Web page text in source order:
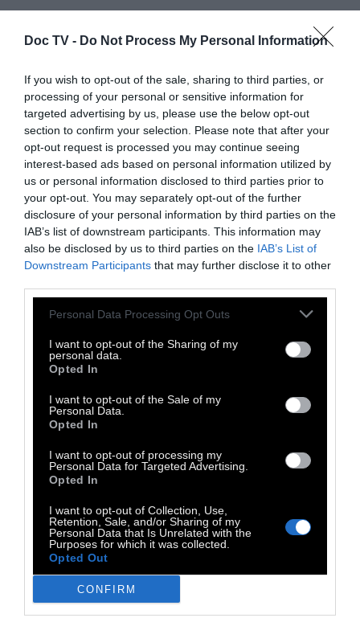
Doc TV - Do Not Process My Personal Information
If you wish to opt-out of the sale, sharing to third parties, or
processing of your personal or sensitive information for
targeted advertising by us, please use the below opt-out
section to confirm your selection. Please note that after your
opt-out request is processed you may continue seeing
interest-based ads based on personal information utilized by
us or personal information disclosed to third parties prior to
your opt-out. You may separately opt-out of the further
disclosure of your personal information by third parties on the
IAB’s list of downstream participants. This information may
also be disclosed by us to third parties on the IAB’s List of
Downstream Participants that may further disclose it to other
Personal Data Processing Opt Outs
I want to opt-out of the Sharing of my
personal data.
Opted In
I want to opt-out of the Sale of my
Personal Data.
Opted In
I want to opt-out of processing my
Personal Data for Targeted Advertising.
Opted In
I want to opt-out of Collection, Use,
Retention, Sale, and/or Sharing of my
Personal Data that Is Unrelated with the
Purposes for which it was collected.
Opted Out
CONFIRM